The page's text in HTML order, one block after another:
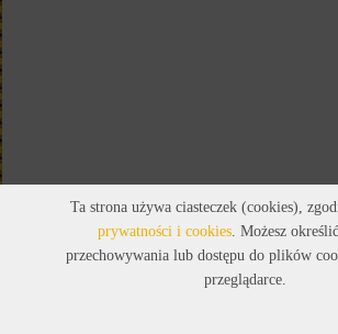
Ta strona używa ciasteczek (cookies),
prywatności i cookies. Możesz
przechowywania lub dostępu do plików
przeglądarce.